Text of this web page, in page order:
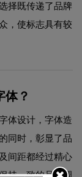
择既传递了品牌
，使标志具有较
体？
体设计，字体造
同时，彰显了品
间距都经过精心